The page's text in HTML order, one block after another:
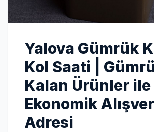
Yalova Gümrük
Kol Saati |
Kalan Ürünler ile
Ekonomik
Adresi